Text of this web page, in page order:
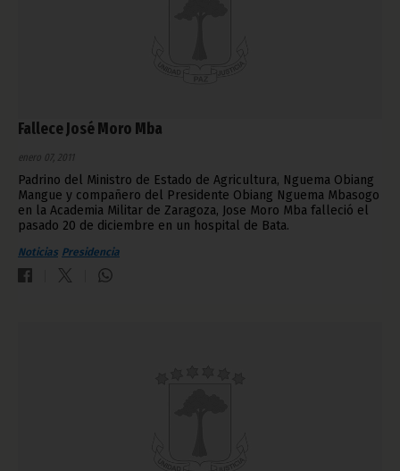
Fallece José Moro Mba
enero 07, 2011
Padrino del Ministro de Estado de Agricultura, Nguema Obiang
Mangue y compañero del Presidente Obiang Nguema Mbasogo
en la Academia Militar de Zaragoza, Jose Moro Mba falleció el
pasado 20 de diciembre en un hospital de Bata.
Noticias Presidencia